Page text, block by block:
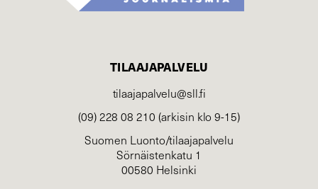
TILAAJAPALVELU
tilaajapalvelu@sll.fi
(09) 228 08 210 (arkisin klo 9-15)
Suomen Luonto/tilaajapalvelu
Sörnäistenkatu 1
00580 Helsinki